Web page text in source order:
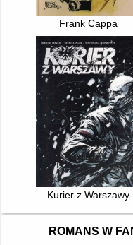
Frank Cappa
Kurier z Warszawy
ROMANS W